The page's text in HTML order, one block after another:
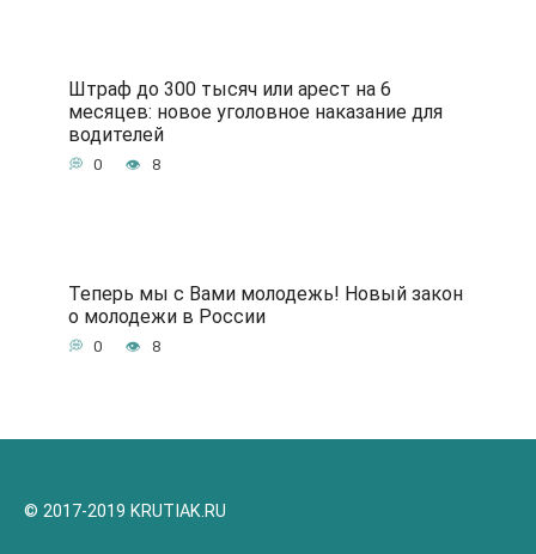
Штраф до 300 тысяч или арест на 6
месяцев: новое уголовное наказание для
водителей
0 8
Теперь мы с Вами молодежь! Новый закон
о молодежи в России
0 8
© 2017-2019 KRUTIAK.RU